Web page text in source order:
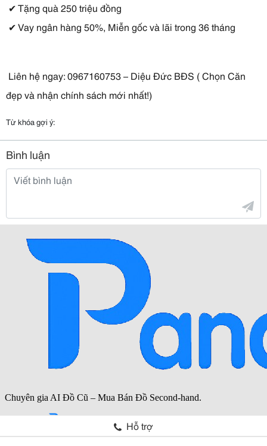
✔ Tặng quà 250 triệu đồng
✔ Vay ngân hàng 50%, Miễn gốc và lãi trong 36 tháng
đẹp và nhận chính sách mới nhất!)
Từ khóa gợi ý:
Bình luận
Hỗ trợ